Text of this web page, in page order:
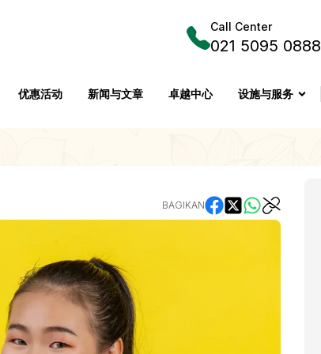
Call Center
021 5095 0888
优惠活动 新闻与文章 卓越中心 设施与服务
BAGIKAN